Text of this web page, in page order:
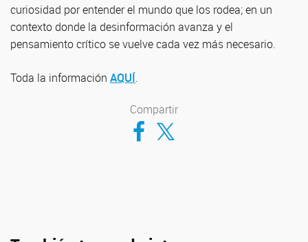
curiosidad por entender el mundo que los rodea; en un
contexto donde la desinformación avanza y el
pensamiento crítico se vuelve cada vez más necesario.
Toda la información AQUÍ.
Compartir
Compartir en Facebook
Compartir en Twitter